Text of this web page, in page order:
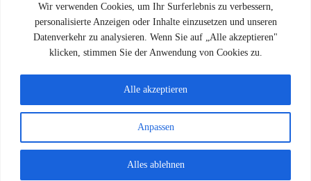
Wir verwenden Cookies, um Ihr Surferlebnis zu verbessern,
personalisierte Anzeigen oder Inhalte einzusetzen und unseren
Datenverkehr zu analysieren. Wenn Sie auf „Alle akzeptieren"
klicken, stimmen Sie der Anwendung von Cookies zu.
Anpassen
Alles ablehnen
Alle akzeptieren
Impressum
Datenschutz
Kontakt
© 2026 SV 1923 Enkenbach e.V.